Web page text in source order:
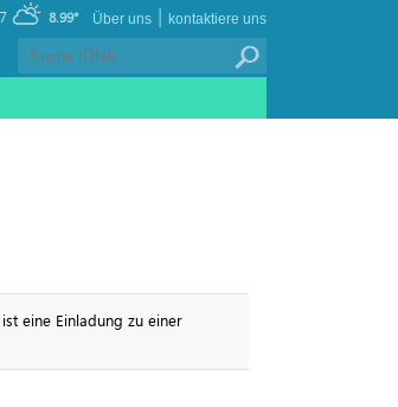
8.99° kontaktiere uns
|
Über uns
eine Einladung zu einer